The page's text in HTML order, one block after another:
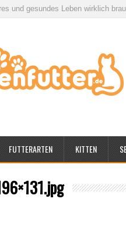
Leben wirklich brauchen
FUTTERARTEN KITTEN